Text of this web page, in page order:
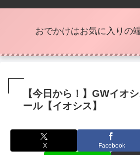
おでかけはお気に入りの
【今日から！】GWイオ
ール【イオシス】
X Facebook